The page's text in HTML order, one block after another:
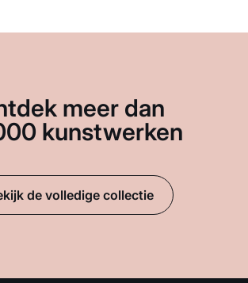
meer dan
kunstwerken
de volledige collectie